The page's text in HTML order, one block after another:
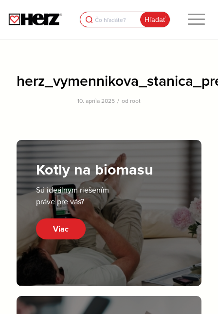
Search
for:
10. apríla 2025 / od root
Kotly na biomasu
Sú ideálnym riešením
práve pre vás?
Viac